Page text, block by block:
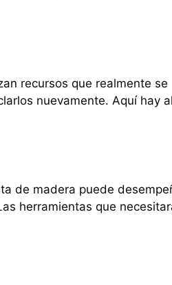
recursos que realmente se
nuevamente. Aquí hay
de madera puede
herramientas que